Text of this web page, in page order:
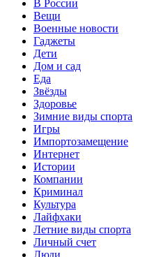
В России
Вещи
Военные новости
Гаджеты
Дети
Дом и сад
Еда
Звёзды
Здоровье
Зимние виды спорта
Игры
Импортозамещение
Интернет
Истории
Компании
Криминал
Культура
Лайфхаки
Летние виды спорта
Личный счет
Люди